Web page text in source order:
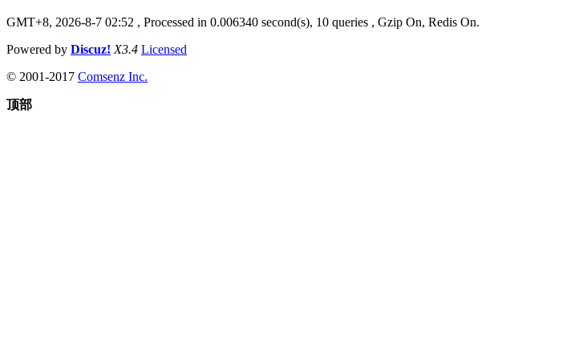
GMT+8, 2026-8-7 02:52 , Processed in 0.006340 second(s), 10 queries , Gzip On, Redis On.
Powered by Discuz! X3.4 Licensed
© 2001-2017 Comsenz Inc.
顶部